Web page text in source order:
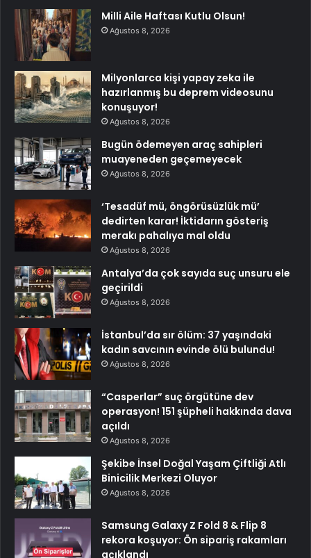
Milli Aile Haftası Kutlu Olsun!
Ağustos 8, 2026
Milyonlarca kişi yapay zeka ile
hazırlanmış bu deprem videosunu
konuşuyor!
Ağustos 8, 2026
Bugün ödemeyen araç sahipleri
muayeneden geçemeyecek
Ağustos 8, 2026
‘Tesadüf mü, öngörüsüzlük mü’
dedirten karar! İktidarın gösteriş
merakı pahalıya mal oldu
Ağustos 8, 2026
Antalya’da çok sayıda suç unsuru ele
geçirildi
Ağustos 8, 2026
İstanbul’da sır ölüm: 37 yaşındaki
kadın savcının evinde ölü bulundu!
Ağustos 8, 2026
“Casperlar” suç örgütüne dev
operasyon! 151 şüpheli hakkında dava
açıldı
Ağustos 8, 2026
Şekibe İnsel Doğal Yaşam Çiftliği Atlı
Binicilik Merkezi Oluyor
Ağustos 8, 2026
Samsung Galaxy Z Fold 8 & Flip 8
rekora koşuyor: Ön sipariş rakamları
açıklandı